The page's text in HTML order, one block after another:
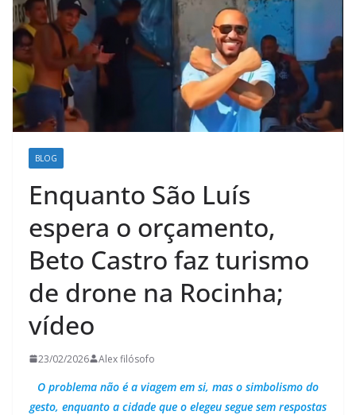
BLOG
Enquanto São Luís
espera o orçamento,
Beto Castro faz turismo
de drone na Rocinha;
vídeo
23/02/2026 Alex filósofo
O problema não é a viagem em si, mas o simbolismo do
gesto, enquanto a cidade que o elegeu segue sem respostas